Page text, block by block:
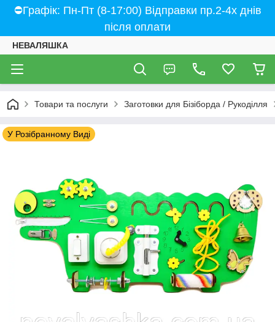
⛔Графік: Пн-Пт (8-17:00) Відправки пр.2-4х днів
після оплати
НЕВАЛЯШКА
Товари та послуги Заготовки для Бізіборда / Рукоділля
У Розібранному Виді